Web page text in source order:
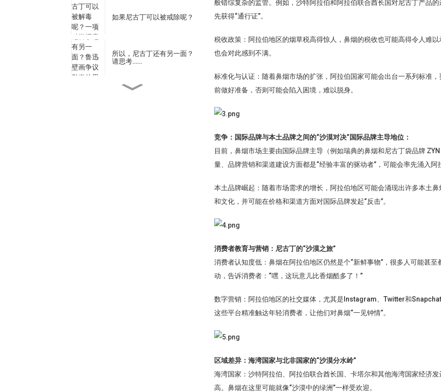
如果尼古丁可以被戒除呢？
所以，尼古丁还有另一面？
请思考……
般错综复杂的监管。例如，沙特阿拉伯和阿拉伯联合酋长国对尼古丁产品
先获得“通行证”。
税收政策：阿拉伯地区的烟草税高得惊人，鼻烟的税收也可能高得令人难
也会对此感到不满。
标准化与认证：随着鼻烟市场的扩张，阿拉伯国家可能会出台一系列标准
前做好准备，否则可能会陷入困境，难以脱身。
竞争：国际品牌与本土品牌之间的“沙漠对决”国际品牌主导地位：
目前，鼻烟市场主要由国际品牌主导（例如瑞典的鼻烟和尼古丁袋品牌 ZYN
量、品牌营销和渠道建设方面都是“经验丰富的驱动者”，可能会率先涌入阿
本土品牌崛起：随着市场需求的增长，阿拉伯地区可能会涌现出许多本土
和文化，并可能在价格和渠道方面对国际品牌发起“反击”。
消费者教育与营销：尼古丁的“沙漠之旅”
消费者认知度低：鼻烟在阿拉伯地区仍然是个“新鲜事物”，很多人可能甚
动，告诉消费者：“嘿，这玩意儿比香烟酷多了！”
数字营销：阿拉伯地区的社交媒体，尤其是Instagram、Twitter和
这些平台精准触达年轻消费者，让他们对鼻烟“一见钟情”。
区域差异：海湾国家与北非国家的“沙漠分水岭”
海湾国家：沙特阿拉伯、阿拉伯联合酋长国、卡塔尔和其他海湾国家经济
高。鼻烟在这里可能就像“沙漠中的绿洲”一样受欢迎。